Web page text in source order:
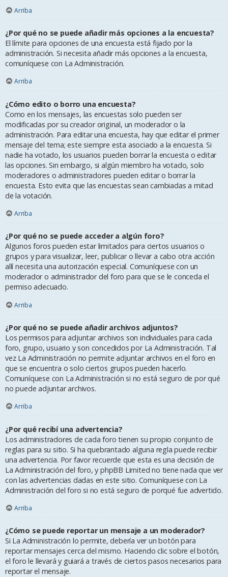
Arriba
¿Por qué no se puede añadir más opciones a la encuesta?
El límite para opciones de una encuesta está fijado por la
administración. Si necesita añadir más opciones a la encuesta,
comuníquese con La Administración.
Arriba
¿Cómo edito o borro una encuesta?
Como en los mensajes, las encuestas solo pueden ser
modificadas por su creador original, un moderador o la
administración. Para editar una encuesta, hay que editar el primer
mensaje del tema; este siempre esta asociado a la encuesta. Si
nadie ha votado, los usuarios pueden borrar la encuesta o editar
las opciones. Sin embargo, si algún miembro ha votado, solo
moderadores o administradores pueden editar o borrar la
encuesta. Esto evita que las encuestas sean cambiadas a mitad
de la votación.
Arriba
¿Por qué no se puede acceder a algún foro?
Algunos foros pueden estar limitados para ciertos usuarios o
grupos y para visualizar, leer, publicar o llevar a cabo otra acción
allí necesita una autorización especial. Comuníquese con un
moderador o administrador del foro para que se le conceda el
permiso adecuado.
Arriba
¿Por qué no se puede añadir archivos adjuntos?
Los permisos para adjuntar archivos son individuales para cada
foro, grupo, usuario y son concedidos por La Administración. Tal
vez La Administración no permite adjuntar archivos en el foro en
que se encuentra o solo ciertos grupos pueden hacerlo.
Comuníquese con La Administración si no está seguro de por qué
no puede adjuntar archivos.
Arriba
¿Por qué recibí una advertencia?
Los administradores de cada foro tienen su propio conjunto de
reglas para su sitio. Si ha quebrantado alguna regla puede recibir
una advertencia. Por favor recuerde que esta es una decisión de
La Administración del foro, y phpBB Limited no tiene nada que ver
con las advertencias dadas en este sitio. Comuníquese con La
Administración del foro si no está seguro de porqué fue advertido.
Arriba
¿Cómo se puede reportar un mensaje a un moderador?
Si La Administración lo permite, debería ver un botón para
reportar mensajes cerca del mismo. Haciendo clic sobre el botón,
el foro le llevará y guiará a través de ciertos pasos necesarios para
reportar el mensaje.